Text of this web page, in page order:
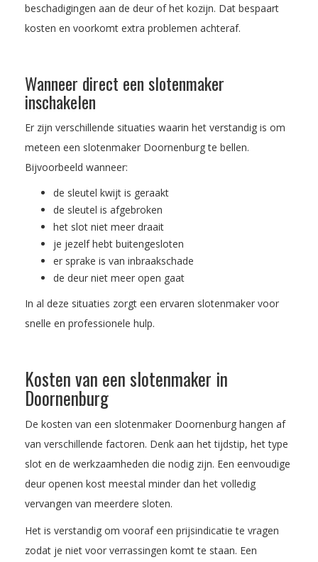
beschadigingen aan de deur of het kozijn. Dat bespaart
kosten en voorkomt extra problemen achteraf.
Wanneer direct een slotenmaker
inschakelen
Er zijn verschillende situaties waarin het verstandig is om
meteen een slotenmaker Doornenburg te bellen.
Bijvoorbeeld wanneer:
de sleutel kwijt is geraakt
de sleutel is afgebroken
het slot niet meer draait
je jezelf hebt buitengesloten
er sprake is van inbraakschade
de deur niet meer open gaat
In al deze situaties zorgt een ervaren slotenmaker voor
snelle en professionele hulp.
Kosten van een slotenmaker in
Doornenburg
De kosten van een slotenmaker Doornenburg hangen af
van verschillende factoren. Denk aan het tijdstip, het type
slot en de werkzaamheden die nodig zijn. Een eenvoudige
deur openen kost meestal minder dan het volledig
vervangen van meerdere sloten.
Het is verstandig om vooraf een prijsindicatie te vragen
zodat je niet voor verrassingen komt te staan. Een